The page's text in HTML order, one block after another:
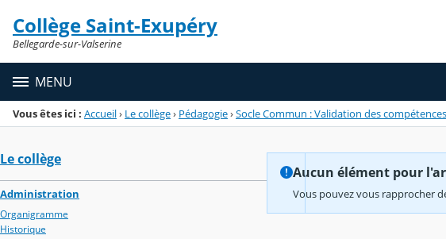
Menu de la rubrique
Contenu
Collège Saint-Exupéry
Bellegarde-sur-Valserine
MENU
Vous êtes ici : Accueil› Le collège› Pédagogie›Socle Commun : Validation des compétences
Le collège
Administration
Organigramme
Historique
Aucun élément pour
Vous pouvez vous rapprocher